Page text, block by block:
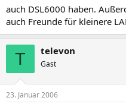
auch DSL6000 haben.
auch Freunde für kleinere
T televon
Gast
23. Januar 2006